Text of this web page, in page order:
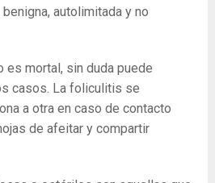
autolimitada y no
es mortal, sin duda puede
casos. La foliculitis se
a otra en caso de contacto
de afeitar y compartir